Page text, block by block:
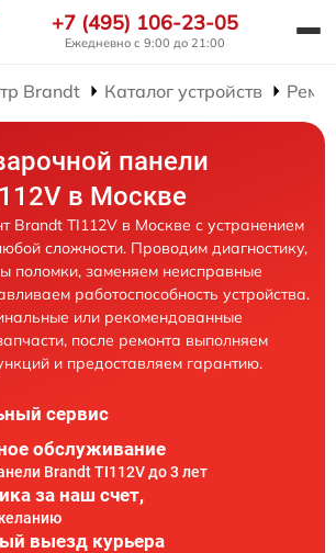
+7 (495) 106-23-05
Ежедневно с 9:00 до 21:00
Brandt Каталог устройств
панели
в Москве
Brandt TI112V в Москве с устранением
сложности. Проводим диагностику,
поломки, заменяем неисправные
работоспособность устройства.
или рекомендованные
после ремонта выполняем
и предоставляем гарантию.
сервис
обслуживание
Brandt TI112V до 3 лет
за наш счет,
выезд курьера